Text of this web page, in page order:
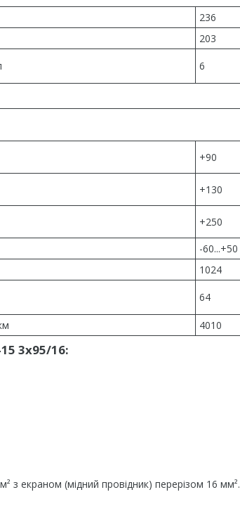
236
203
6
+90
+130
+250
-60...+50
1024
64
4010
3х95/16:
з екраном (мідний провідник) перерізом 16 мм².